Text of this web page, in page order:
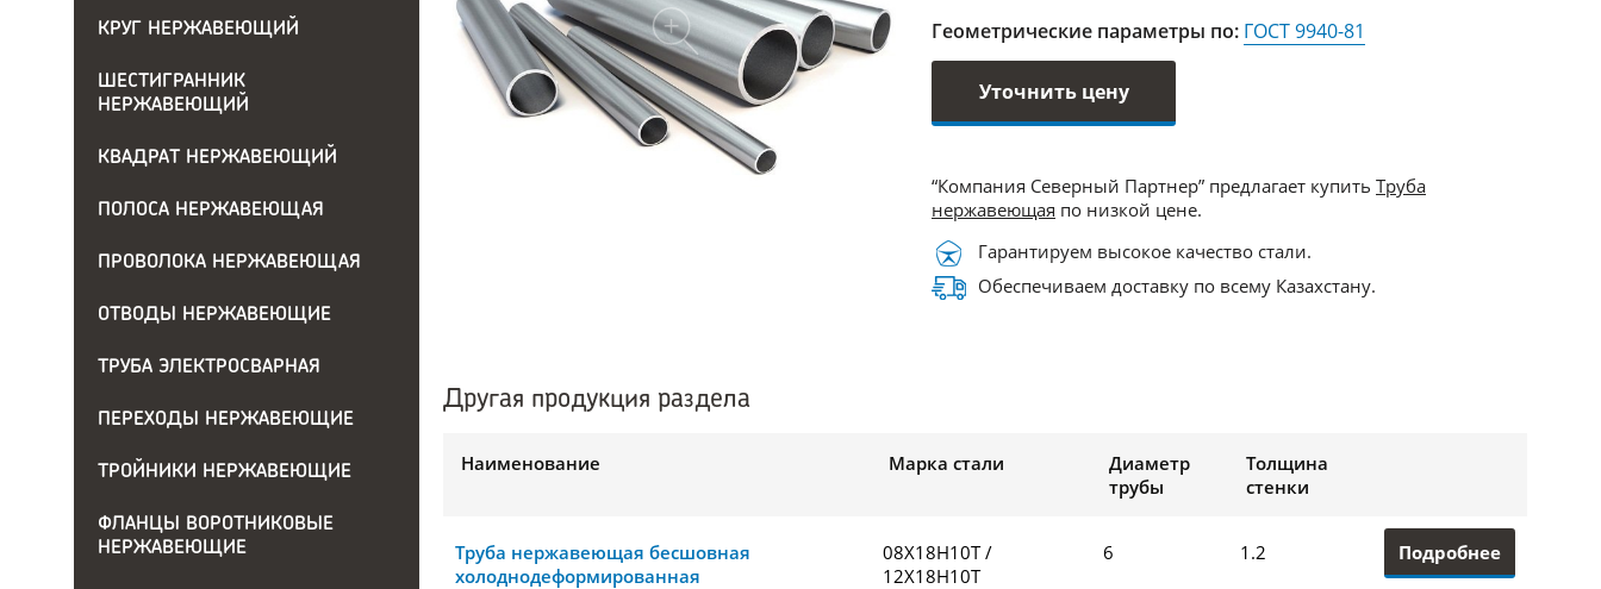
КРУГ НЕРЖАВЕЮЩИЙ
ШЕСТИГРАННИК
НЕРЖАВЕЮЩИЙ
КВАДРАТ НЕРЖАВЕЮЩИЙ
ПОЛОСА НЕРЖАВЕЮЩАЯ
ПРОВОЛОКА НЕРЖАВЕЮЩАЯ
ОТВОДЫ НЕРЖАВЕЮЩИЕ
ТРУБА ЭЛЕКТРОСВАРНАЯ
ПЕРЕХОДЫ НЕРЖАВЕЮЩИЕ
ТРОЙНИКИ НЕРЖАВЕЮЩИЕ
ФЛАНЦЫ ВОРОТНИКОВЫЕ
НЕРЖАВЕЮЩИЕ
Геометрические параметры по: ГОСТ 9940-81
Уточнить цену
“Компания Северный Партнер” предлагает купить Труба
нержавеющая по низкой цене.
Гарантируем высокое качество стали.
Обеспечиваем доставку по всему Казахстану.
Другая продукция раздела
Наименование Марка стали
Диаметр
трубы
Толщина
стенки
Труба нержавеющая бесшовная
холоднодеформированная
08Х18Н10Т /
12Х18Н10Т
6 1.2 Подробнее